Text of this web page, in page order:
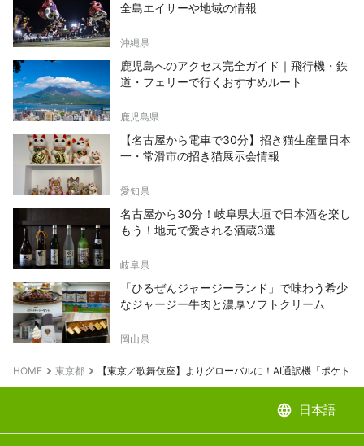
全島エイサーや地域の情報
沖縄県
鹿児島へのアクセス完全ガイド｜飛行機・鉄
道・フェリーで行くおすすめルート
鹿児島県
【名古屋から電車で30分】招き猫生産量日本
一・常滑市の招き猫展示会情報
愛知県
名古屋から30分！岐阜県大垣で日本酒を楽し
もう！地元で愛される酒蔵3選
岐阜県
「ひるぜんジャージーランド」で味わう希少
なジャージー牛肉と濃厚ソフトクリーム
岡山県
HOME 東京都 【東京／歌舞伎座】よりグローバルに！AI通訳機「ポケト
language 日本語